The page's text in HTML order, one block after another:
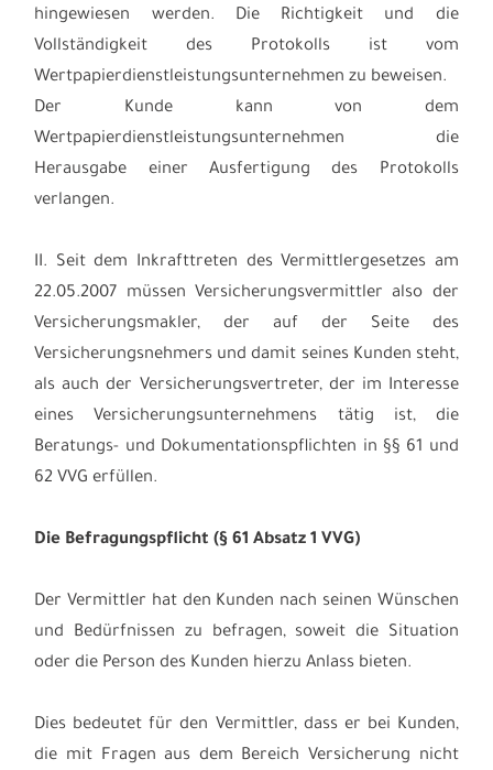
hingewiesen werden. Die Richtigkeit und die
Vollständigkeit des Protokolls ist vom
Wertpapierdienstleistungsunternehmen zu beweisen.
Der Kunde kann von dem
Wertpapierdienstleistungsunternehmen die
Herausgabe einer Ausfertigung des Protokolls
verlangen.
II. Seit dem Inkrafttreten des Vermittlergesetzes am
22.05.2007 müssen Versicherungsvermittler also der
Versicherungsmakler, der auf der Seite des
Versicherungsnehmers und damit seines Kunden steht,
als auch der Versicherungsvertreter, der im Interesse
eines Versicherungsunternehmens tätig ist, die
Beratungs- und Dokumentationspflichten in §§ 61 und
62 VVG erfüllen.
Die Befragungspflicht (§ 61 Absatz 1 VVG)
Der Vermittler hat den Kunden nach seinen Wünschen
und Bedürfnissen zu befragen, soweit die Situation
oder die Person des Kunden hierzu Anlass bieten.
Dies bedeutet für den Vermittler, dass er bei Kunden,
die mit Fragen aus dem Bereich Versicherung nicht